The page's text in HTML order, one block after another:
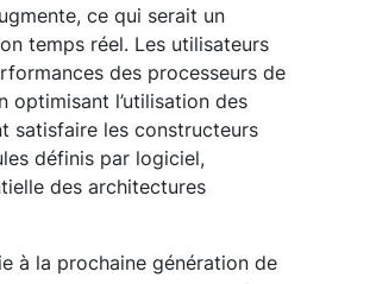
ce qui serait un
temps réel. Les utilisateurs
des processeurs de
optimisant l’utilisation des
satisfaire les constructeurs
définis par logiciel,
des architectures
à la prochaine génération de